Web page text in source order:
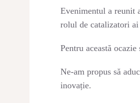
Evenimentul a reunit
rolul de catalizatori
Pentru această
Ne-am propus să
inovație.